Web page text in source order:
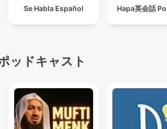
Se Habla Español Hapa英会話
ッドキャスト